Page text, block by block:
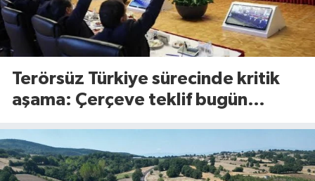
Terörsüz Türkiye sürecinde kritik
aşama: Çerçeve teklif bugün